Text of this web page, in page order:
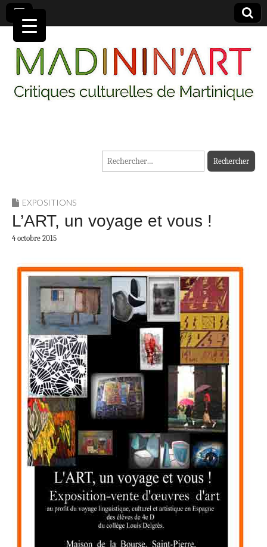
MADININ'ART
Rechercher :
EXPOSITIONS
L’ART, un voyage et vous !
4 octobre 2015